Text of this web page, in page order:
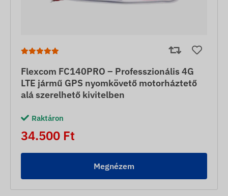
Flexcom FC140PRO – Professzionális 4G
LTE jármű GPS nyomkövető motorháztető
alá szerelhető kivitelben
Raktáron
34.500 Ft
Megnézem